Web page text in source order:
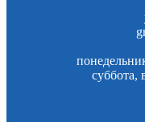
суббота,